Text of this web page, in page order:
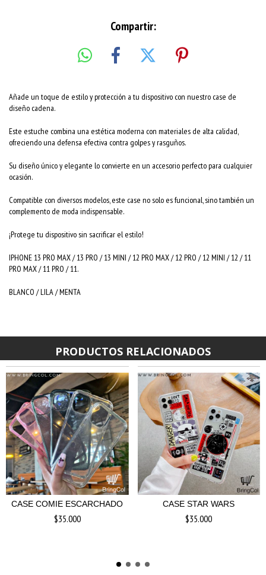
Compartir:
Añade un toque de estilo y protección a tu dispositivo con nuestro case de
diseño cadena.
Este estuche combina una estética moderna con materiales de alta calidad,
ofreciendo una defensa efectiva contra golpes y rasguños.
Su diseño único y elegante lo convierte en un accesorio perfecto para cualquier
ocasión.
Compatible con diversos modelos, este case no solo es funcional, sino también un
complemento de moda indispensable.
¡Protege tu dispositivo sin sacrificar el estilo!
IPHONE 13 PRO MAX / 13 PRO / 13 MINI / 12 PRO MAX / 12 PRO / 12 MINI / 12 / 11
PRO MAX / 11 PRO / 11.
BLANCO / LILA / MENTA
PRODUCTOS RELACIONADOS
CASE COMIE ESCARCHADO
$35.000
CASE STAR WARS
$35.000